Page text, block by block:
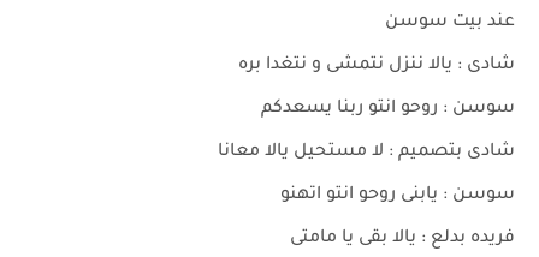
عند بيت سوسن
شادى : يالا ننزل نتمشى و نتغدا بره
سوسن : روحو انتو ربنا يسعدكم
شادى بتصميم : لا مستحيل يالا معانا
سوسن : يابنى روحو انتو اتهنو
فريده بدلع : يالا بقى يا مامتى